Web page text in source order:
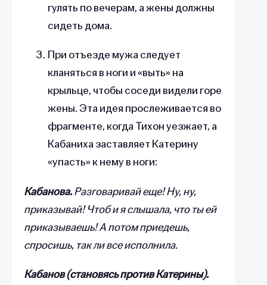
гулять по вечерам, а жены должны
сидеть дома.
При отъезде мужа следует
кланяться в ноги и «выть» на
крыльце, чтобы соседи видели горе
жены. Эта идея прослеживается во
фрагменте, когда Тихон уезжает, а
Кабаниха заставляет Катерину
«упасть» к нему в ноги:
Кабанова.Разговаривай еще! Ну, ну,
приказывай! Чтоб и я слышала, что ты ей
приказываешь! А потом приедешь,
спросишь, так ли все исполнила.
Кабанов (становясь против Катерины).